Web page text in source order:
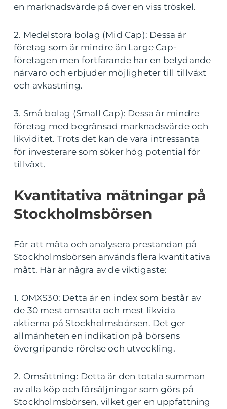
en marknadsvärde på över en viss tröskel.
2. Medelstora bolag (Mid Cap): Dessa är
företag som är mindre än Large Cap-
företagen men fortfarande har en betydande
närvaro och erbjuder möjligheter till tillväxt
och avkastning.
3. Små bolag (Small Cap): Dessa är mindre
företag med begränsad marknadsvärde och
likviditet. Trots det kan de vara intressanta
för investerare som söker hög potential för
tillväxt.
Kvantitativa mätningar på
Stockholmsbörsen
För att mäta och analysera prestandan på
Stockholmsbörsen används flera kvantitativa
mått. Här är några av de viktigaste:
1. OMXS30: Detta är en index som består av
de 30 mest omsatta och mest likvida
aktierna på Stockholmsbörsen. Det ger
allmänheten en indikation på börsens
övergripande rörelse och utveckling.
2. Omsättning: Detta är den totala summan
av alla köp och försäljningar som görs på
Stockholmsbörsen, vilket ger en uppfattning